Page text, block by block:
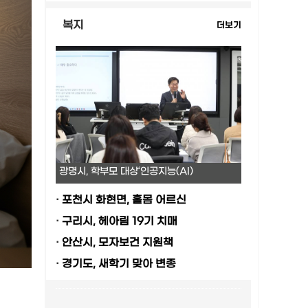
복지 더보기
광명시, 학부모 대상‘인공지능(AI)
· 포천시 화현면, 홀몸 어르신
· 구리시, 헤아림 19기 치매
· 안산시, 모자보건 지원책
· 경기도, 새학기 맞아 변종